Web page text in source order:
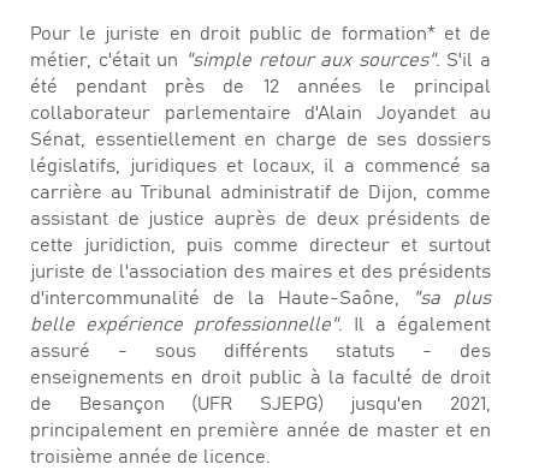
Pour le juriste en droit public de formation* et de
métier, c'était un "simple retour aux sources". S'il a
été pendant près de 12 années le principal
collaborateur parlementaire d'Alain Joyandet au
Sénat, essentiellement en charge de ses dossiers
législatifs, juridiques et locaux, il a commencé sa
carrière au Tribunal administratif de Dijon, comme
assistant de justice auprès de deux présidents de
cette juridiction, puis comme directeur et surtout
juriste de l'association des maires et des présidents
d'intercommunalité de la Haute-Saône,
"sa plus
belle expérience professionnelle". Il a également
assuré - sous différents statuts - des
enseignements en droit public à la faculté de droit
de Besançon (UFR SJEPG) jusqu'en 2021,
principalement en première année de master et en
troisième année de licence.